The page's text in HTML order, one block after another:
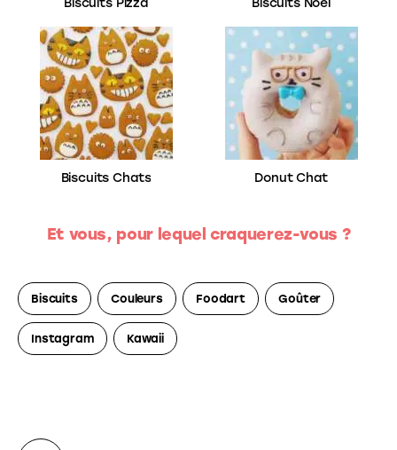
Biscuits Chats Donut Chat
Et vous, pour lequel craquerez-vous ?
Biscuits Couleurs Foodart Goûter
Instagram Kawaii